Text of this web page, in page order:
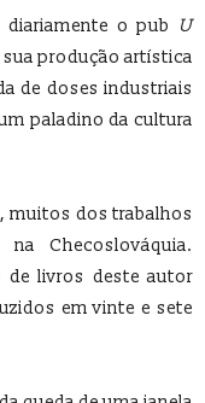
diariamente o pub U
sua produção artística
de doses industriais
paladino da cultura
muitos dos trabalhos
Checoslováquia.
de livros deste autor
em vinte e sete